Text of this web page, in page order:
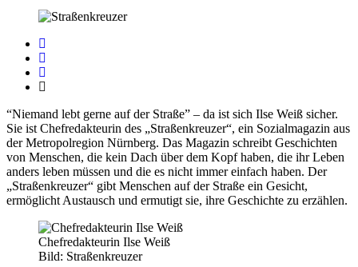
“Niemand lebt gerne auf der Straße” – da ist sich Ilse Weiß sicher.
Sie ist Chefredakteurin des „Straßenkreuzer“, ein Sozialmagazin aus
der Metropolregion Nürnberg. Das Magazin schreibt Geschichten
von Menschen, die kein Dach über dem Kopf haben, die ihr Leben
anders leben müssen und die es nicht immer einfach haben. Der
„Straßenkreuzer“ gibt Menschen auf der Straße ein Gesicht,
ermöglicht Austausch und ermutigt sie, ihre Geschichte zu erzählen.
Chefredakteurin Ilse Weiß
Bild: Straßenkreuzer